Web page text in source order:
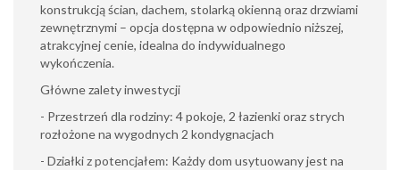
konstrukcją ścian, dachem, stolarką okienną oraz drzwiami
zewnętrznymi – opcja dostępna w odpowiednio niższej,
atrakcyjnej cenie, idealna do indywidualnego
wykończenia.
Główne zalety inwestycji
- Przestrzeń dla rodziny: 4 pokoje, 2 łazienki oraz strych
rozłożone na wygodnych 2 kondygnacjach
- Działki z potencjałem: Każdy dom usytuowany jest na